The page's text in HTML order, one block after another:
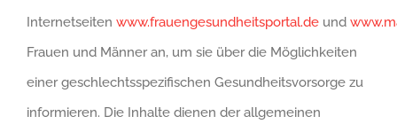
Internetseiten www.frauengesundheitsportal.de und
Frauen und Männer an, um sie über die Möglichkeiten
einer geschlechtsspezifischen Gesundheitsvorsorge zu
informieren. Die Inhalte dienen der allgemeinen